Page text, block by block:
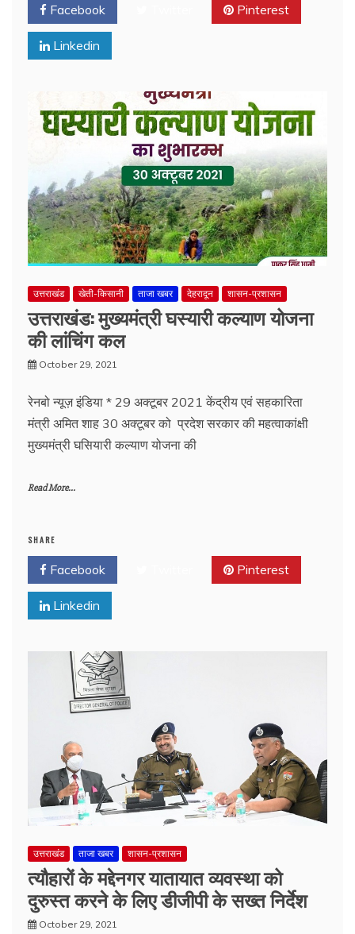
Facebook Pinterest
Linkedin
उत्तराखंड खेती-किसानी ताजा खबर देहरादून शासन-प्रशासन
उत्तराखंड: मुख्यमंत्री घस्यारी कल्याण योजना
की लांचिंग कल
October 29, 2021
रेनबो न्यूज़ इंडिया * 29 अक्टूबर 2021 केंद्रीय एवं सहकारिता
मंत्री अमित शाह 30 अक्टूबर को प्रदेश सरकार की महत्वाकांक्षी
मुख्यमंत्री घसियारी कल्याण योजना की
Read More...
SHARE
Facebook Pinterest
Linkedin
उत्तराखंड ताजा खबर शासन-प्रशासन
त्यौहारों के मद्देनगर यातायात व्यवस्था को
दुरुस्त करने के लिए डीजीपी के सख्त निर्देश
October 29, 2021